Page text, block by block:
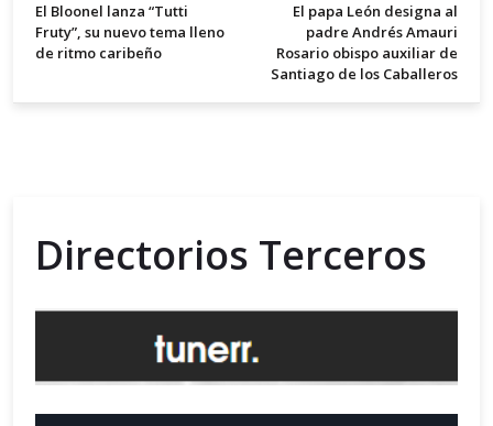
El Bloonel lanza “Tutti
Fruty”, su nuevo tema lleno
de ritmo caribeño
El papa León designa al
padre Andrés Amauri
Rosario obispo auxiliar de
Santiago de los Caballeros
Directorios Terceros